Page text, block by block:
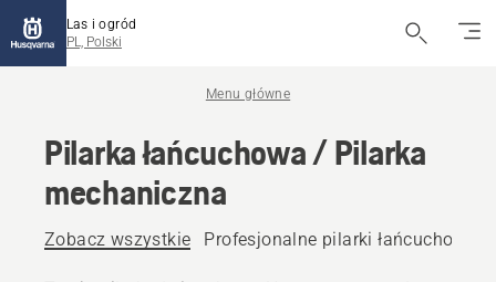
Las i ogród
PL, Polski
Menu główne
Pilarka łańcuchowa / Pilarka
mechaniczna
Zobacz wszystkie Profesjonalne pilarki łańcuchowe